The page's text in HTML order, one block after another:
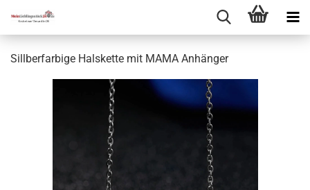
Sillberfarbige Halskette mit MAMA Anhänger